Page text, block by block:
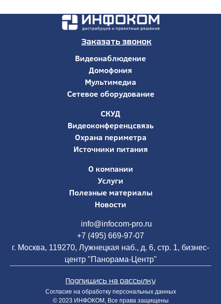
Заказать звонок
Видеонаблюдение
Домофония
Мультимедиа
Сетевое оборудование
СКУД
Видеоконференцсвязь
Охрана периметра
Источники питания
О компании
Услуги
Полезные материалы
Новости
info@infocom-pro.ru
+7 (495) 669-97-07
г. Москва, 119270, Лужнецкая наб., д. 6, стр. 1, бизнес-
центр "Панорама-Центр"
Подпишись на рассылку
Согласие на обработку персональных данных
© 2023 ИНФОКОМ, Все права защищены